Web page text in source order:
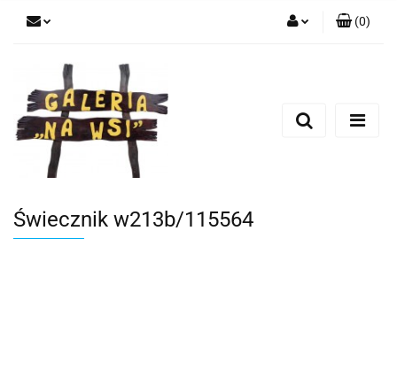
Dodaj zgłoszenie
(0)
Świecznik w213b/115564